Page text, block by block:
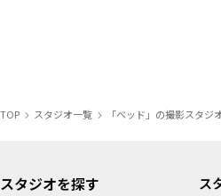
TOP スタジオ一覧 「ベッド」の撮影スタジ
スタジオを探す
ス